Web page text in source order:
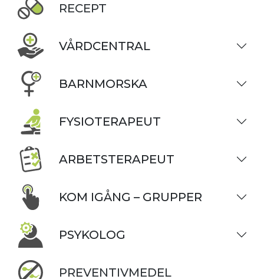
RECEPT
VÅRDCENTRAL
BARNMORSKA
FYSIOTERAPEUT
ARBETSTERAPEUT
KOM IGÅNG – GRUPPER
PSYKOLOG
PREVENTIVMEDEL